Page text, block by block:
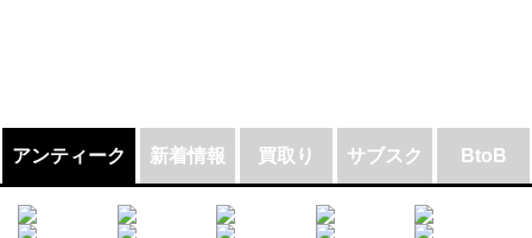
アンティーク 新着情報 買取り サブスク BtoB